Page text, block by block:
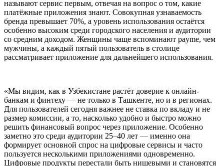
называют сервис первым, отвечая на вопрос о том, какие
платёжные приложения знают. Совокупная узнаваемость
бренда превышает 70%, а уровень использования остаётся
особенно высоким среди городского населения и аудитории
со средним доходом. Женщины чаще вспоминают payme, чем
мужчины, а каждый пятый пользователь в столице
рассматривает приложение для дальнейшего использования.
«Мы видим, как в Узбекистане растёт доверие к онлайн-
банкам и финтеху — не только в Ташкенте, но и в регионах.
Для пользователей сегодня важнее не ставка по вкладу и не
размер комиссии, а то, насколько удобно и быстро можно
решить финансовый вопрос через приложение. Особенно
заметно это среди аудитории 25–40 лет — именно она
формирует основной спрос на цифровые сервисы и часто
пользуется несколькими приложениями одновременно.
Цифровые продукты перестали быть нишевыми и становятся